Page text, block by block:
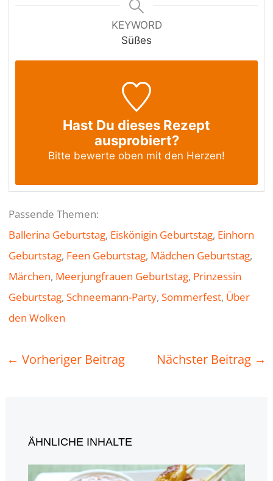
KEYWORD
Süßes
Hast Du dieses Rezept
ausprobiert?
Bitte bewerte oben mit den Herzen!
Passende Themen:
Ballerina Geburtstag, Eiskönigin Geburtstag, Einhorn
Geburtstag, Feen Geburtstag, Mädchen Geburtstag
Märchen, Meerjungfrauen Geburtstag, Prinzessin
Geburtstag, Schneemann-Party, Sommerfest, Über
den Wolken
← Vorheriger Beitrag Nächster Beitrag →
ÄHNLICHE INHALTE